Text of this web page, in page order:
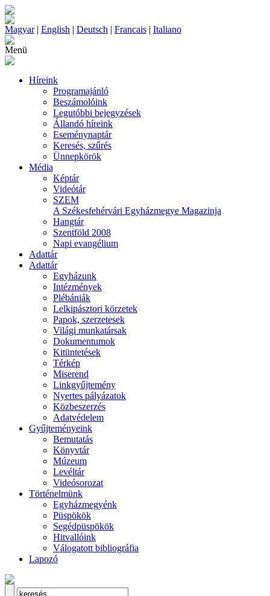
Magyar| English | Deutsch | Francais | Italiano
Menü
Híreink
Programajánló
Beszámolóink
Legutóbbi bejegyzések
Állandó híreink
Eseménynaptár
Keresés, szűrés
Ünnepkörök
Média
Képtár
Videótár
SZEM
A Székesfehérvári Egyházmegye Magazinja
Hangtár
Szentföld 2008
Napi evangélium
Adattár
Adattár
Egyházunk
Intézmények
Plébániák
Lelkipásztori körzetek
Papok, szerzetesek
Világi munkatársak
Dokumentumok
Kitüntetések
Térkép
Miserend
Linkgyűjtemény
Nyertes pályázatok
Közbeszerzés
Adatvédelem
Gyűjteményeink
Bemutatás
Könyvtár
Múzeum
Levéltár
Videósorozat
Történelmünk
Egyházmegyénk
Püspökök
Segédpüspökök
Hitvallóink
Válogatott bibliográfia
Lapozó